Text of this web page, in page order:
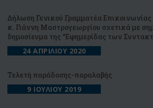
Δήλωση Γενικού Γραμματέα
κ. Γιάννη Μαστρογεωργίου σχετικά με
δημοσίευμα της “Εφημερίδας των
24 ΑΠΡΙΛΙΟΥ 2020
Τελετή παράδοσης-παραλαβής
9 ΙΟΥΛΙΟΥ 2019